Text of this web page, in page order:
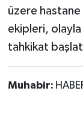
üzere hastane
ekipleri, olayla
tahkikat
Muhabir: